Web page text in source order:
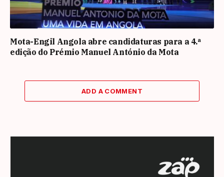
Mota-Engil Angola abre candidaturas para a 4.ª
edição do Prémio Manuel António da Mota
ADD A COMMENT